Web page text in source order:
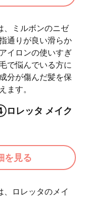
、ミルボンのニゼ
通りが良い滑らか
イロンの使いすぎ
で悩んでいる方に
分が傷んだ髪を保
ます。
レッタ メイク
を見る
ロレッタのメイ